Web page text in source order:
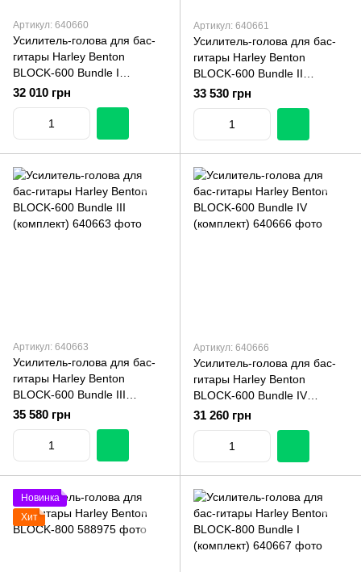
Артикул: 640660
Усилитель-голова для бас-
гитары Harley Benton
BLOCK-600 Bundle I
(комплект)
32 010 грн
Артикул: 640661
Усилитель-голова для бас-
гитары Harley Benton
BLOCK-600 Bundle II
(комплект)
33 530 грн
Артикул: 640663
Усилитель-голова для бас-
гитары Harley Benton
BLOCK-600 Bundle III
(комплект)
35 580 грн
Артикул: 640666
Усилитель-голова для бас-
гитары Harley Benton
BLOCK-600 Bundle IV
(комплект)
31 260 грн
Новинка
Хит